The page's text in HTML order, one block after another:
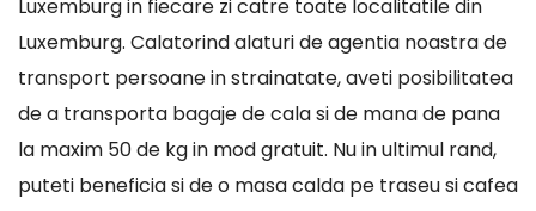
Luxemburg in fiecare zi catre toate localitatile din
Luxemburg. Calatorind alaturi de agentia noastra de
transport persoane in strainatate, aveti posibilitatea
de a transporta bagaje de cala si de mana de pana
la maxim 50 de kg in mod gratuit. Nu in ultimul rand,
puteti beneficia si de o masa calda pe traseu si cafea